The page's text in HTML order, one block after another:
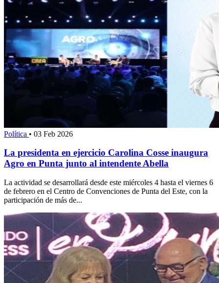
Política • 03 Feb 2026
La presidenta en ejercicio Carolina Cosse inaugura
Agro en Punta junto al intendente Abella
La actividad se desarrollará desde este miércoles 4 hasta el viernes 6
de febrero en el Centro de Convenciones de Punta del Este, con la
participación de más de...